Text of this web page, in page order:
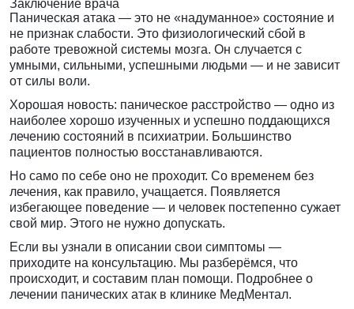
Заключение врача
Паническая атака — это не «надуманное» состояние и
не признак слабости. Это физиологический сбой в
работе тревожной системы мозга. Он случается с
умными, сильными, успешными людьми — и не зависит
от силы воли.
Хорошая новость: паническое расстройство — одно из
наиболее хорошо изученных и успешно поддающихся
лечению состояний в психиатрии. Большинство
пациентов полностью восстанавливаются.
Но само по себе оно не проходит. Со временем без
лечения, как правило, учащается. Появляется
избегающее поведение — и человек постепенно сужает
свой мир. Этого не нужно допускать.
Если вы узнали в описании свои симптомы —
приходите на консультацию. Мы разберёмся, что
происходит, и составим план помощи. Подробнее о
лечении панических атак в клинике МедМентал.